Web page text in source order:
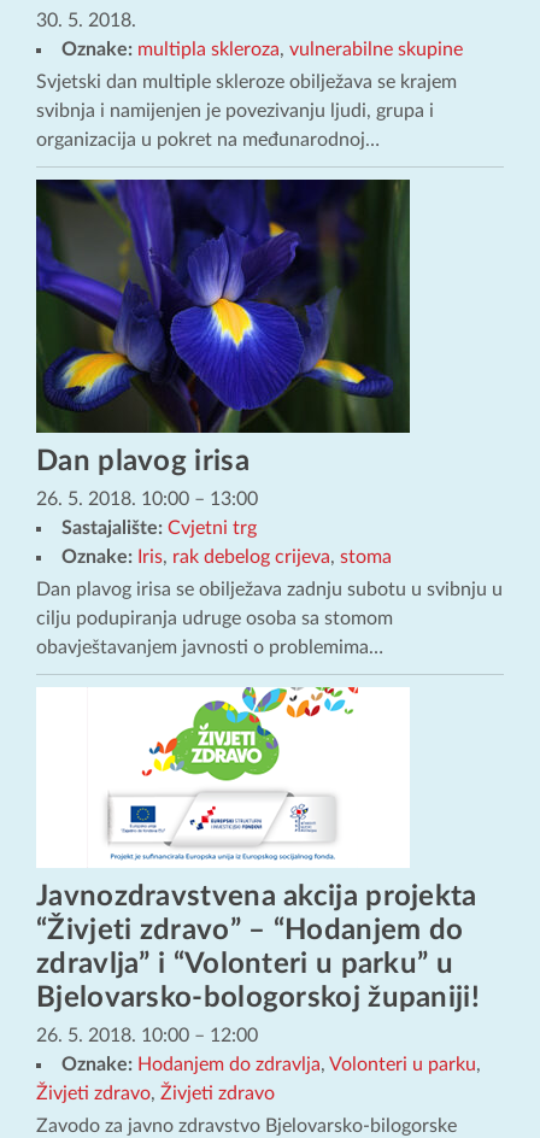
30. 5. 2018.
Oznake: multipla skleroza, vulnerabilne skupine
Svjetski dan multiple skleroze obilježava se krajem
svibnja i namijenjen je povezivanju ljudi, grupa i
organizacija u pokret na međunarodnoj…
Dan plavog irisa
26. 5. 2018. 10:00 – 13:00
Sastajalište: Cvjetni trg
Oznake: Iris, rak debelog crijeva, stoma
Dan plavog irisa se obilježava zadnju subotu u svibnju u
cilju podupiranja udruge osoba sa stomom
obavještavanjem javnosti o problemima…
Javnozdravstvena akcija projekta
“Živjeti zdravo” – “Hodanjem do
zdravlja” i “Volonteri u parku” u
Bjelovarsko-bologorskoj županiji!
26. 5. 2018. 10:00 – 12:00
Oznake: Hodanjem do zdravlja, Volonteri u parku,
Živjeti zdravo, Živjeti zdravo
Zavodo za javno zdravstvo Bjelovarsko-bilogorske